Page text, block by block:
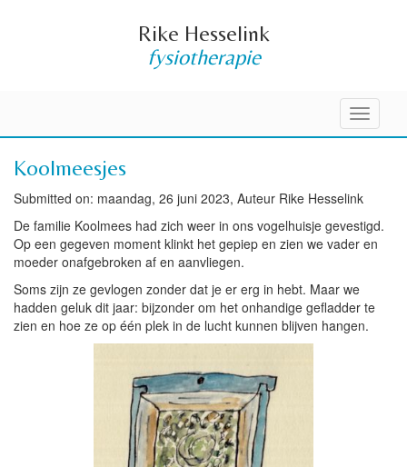
Rike Hesselink
fysiotherapie
Toggle
Koolmeesjes
Submitted on: maandag, 26 juni 2023, Auteur Rike Hesselink
De familie Koolmees had zich weer in ons vogelhuisje gevestigd.
Op een gegeven moment klinkt het gepiep en zien we vader en
moeder onafgebroken af en aanvliegen.
Soms zijn ze gevlogen zonder dat je er erg in hebt. Maar we
hadden geluk dit jaar: bijzonder om het onhandige gefladder te
zien en hoe ze op één plek in de lucht kunnen blijven hangen.